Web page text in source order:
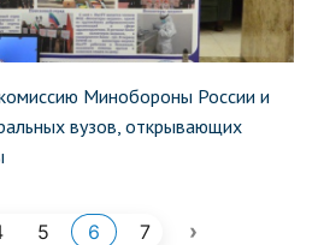
Минобороны России и
вузов, открывающих
5 6 7 ›